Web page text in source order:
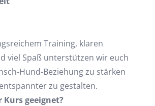
Training, klaren
viel Spaß unterstützen wir euch
Hund-Beziehung zu stärken
zu gestalten.
Kurs geeignet?